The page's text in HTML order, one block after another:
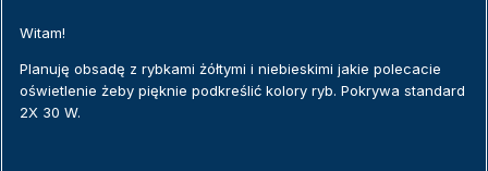
Witam!
Planuję obsadę z rybkami żółtymi i niebieskimi jakie polecacie
oświetlenie żeby pięknie podkreślić kolory ryb. Pokrywa standard
2X 30 W.